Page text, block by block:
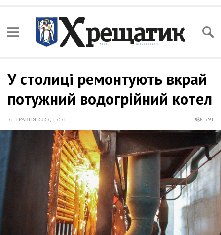
У столиці ремонтують вкрай
потужний водогрійний котел
31 ТРАВНЯ 2023, 13:31 791